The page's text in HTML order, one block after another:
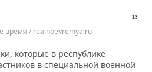
время / realnoevremya.ru
которые в республике
в специальной военной